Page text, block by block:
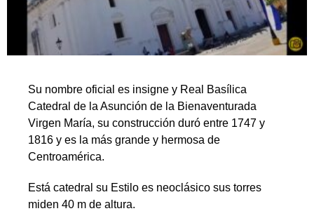
Su nombre oficial es insigne y Real Basílica
Catedral de la Asunción de la Bienaventurada
Virgen María, su construcción duró entre 1747 y
1816 y es la más grande y hermosa de
Centroamérica.
Está catedral su Estilo es neoclásico sus torres
miden 40 m de altura.